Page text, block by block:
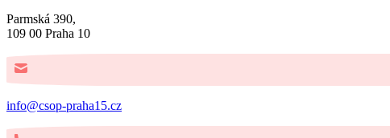
Parmská 390,
109 00 Praha 10
info@csop-praha15.cz